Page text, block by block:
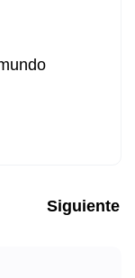
Siguiente